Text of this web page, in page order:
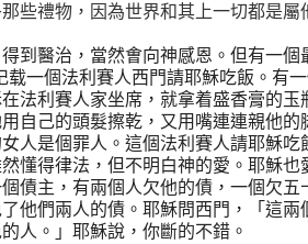
些禮物，因為世界和其上一切都是屬
到醫治，當然㑹向神感恩。但有一
载一個法利賽人西門請耶穌吃飯。有
法利賽人家坐席，就拿着盛香膏的
自己的頭髮擦乾，又用嘴連連親他
人是個罪人。這個法利賽人請耶穌
懂得律法，但不明白神的愛。耶穌
債主，有兩個人欠他的債，一個欠
他們兩人的債。耶穌問西門，「這兩
人。」耶穌說，你斷的不錯。